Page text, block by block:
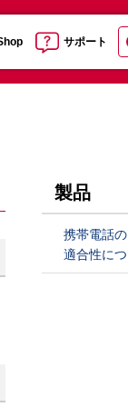
サポート
製品
携帯電話
適合性に